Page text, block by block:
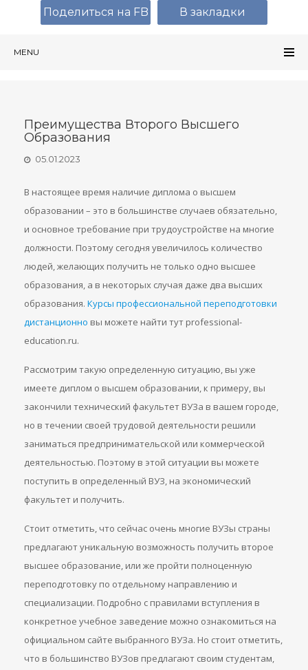
MENU
Преимущества Второго Высшего
Образования
05.01.2023
В настоящее время наличие диплома о высшем
образовании – это в большинстве случаев обязательно,
и основное требование при трудоустройстве на многие
должности. Поэтому сегодня увеличилось количество
людей, желающих получить не только одно высшее
образования, а в некоторых случая даже два высших
образования. Курсы профессиональной переподготовки
дистанционно вы можете найти тут professional-
education.ru.
Рассмотрим такую определенную ситуацию, вы уже
имеете диплом о высшем образовании, к примеру, вы
закончили технический факультет ВУЗа в вашем городе,
но в течении своей трудовой деятельности решили
заниматься предпринимательской или коммерческой
деятельностью. Поэтому в этой ситуации вы можете
поступить в определенный ВУЗ, на экономический
факультет и получить.
Стоит отметить, что сейчас очень многие ВУЗы страны
предлагают уникальную возможность получить второе
высшее образование, или же пройти полноценную
переподготовку по отдельному направлению и
специализации. Подробно с правилами вступления в
конкретное учебное заведение можно ознакомиться на
официальном сайте выбранного ВУЗа. Но стоит отметить,
что в большинство ВУЗов предлагают своим студентам,
Поделиться на FB В закладки